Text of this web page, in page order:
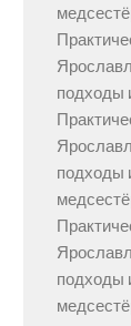
подходы
подходы
подходы